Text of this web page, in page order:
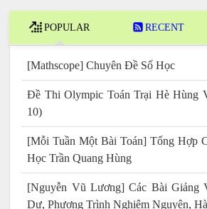
POPULAR RECENT
[Mathscope] Chuyên Đề Số Học
Đề Thi Olympic Toán Trại Hè Hùng
10)
[Mỗi Tuần Một Bài Toán] Tổng Hợp
Học Trần Quang Hùng
[Nguyễn Vũ Lương] Các Bài Giảng
Dư, Phương Trình Nghiệm Nguyên,